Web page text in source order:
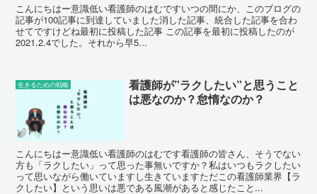
こんにちはー意識低い看護師のはむですいつの間にか、このブログの
記事が100記事に到達していました消した記事、統合した記事を合わ
せてですけどね最初に投稿した記事 この記事を最初に投稿したのが
2021.2.4でした。それから早5...
生きるための戦略
看護師が”ラクしたい”と思うこと
は悪なのか？怠惰なのか？
こんにちはー意識低い看護師のはむです看護師の皆さん、そうでない
方も「ラクしたい」って思った事無いですか？私はいつもラクしたい
って思いながら働いていますし生きていますただこの看護師業界【ラ
クしたい】という思いは悪である風潮があると感じたこと...